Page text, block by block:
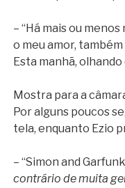
– “Há mais ou
o meu amor,
Esta manhã,
Mostra para a
Por alguns poucos
tela, enquanto Ezio
– “Simon and
contrário de muita